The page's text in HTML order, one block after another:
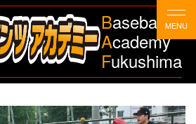
Baseball
Academy
Fukushima